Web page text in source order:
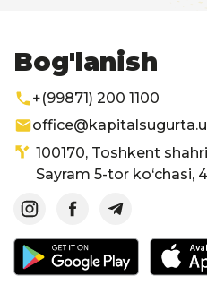
Bog'lanish
+(99871) 200 1100
100170, Toshkent
Sayram 5-tor ko‘chasi,